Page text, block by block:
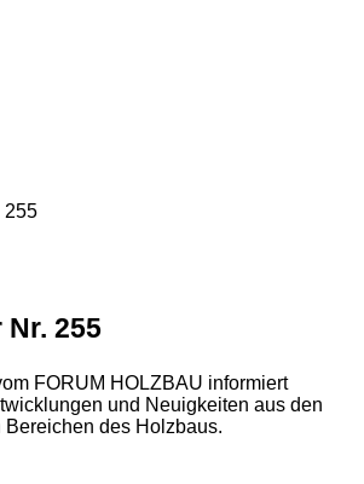
255
FORUM HOLZBAU informiert
und Neuigkeiten aus den
des Holzbaus.